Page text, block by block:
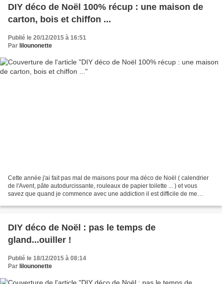
DIY déco de Noël 100% récup : une maison de
carton, bois et chiffon ...
Publié le 20/12/2015 à 16:51
Par lilounonette
Cette année j'ai fait pas mal de maisons pour ma déco de Noël ( calendrier
de l'Avent, pâte autodurcissante, rouleaux de papier toilette ... ) et vous
savez que quand je commence avec une addiction il est difficile de me
DIY déco de Noël : pas le temps de
gland...ouiller !
Publié le 18/12/2015 à 08:14
Par lilounonette